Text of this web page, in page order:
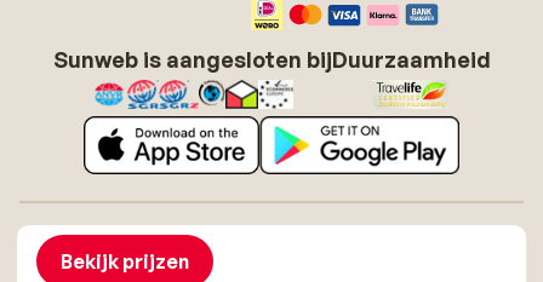
Bekijk prijzen
Sunweb is aangesloten bijDuurzaamheid
Over Sunweb
Algemene voorwaarden zonvakanties